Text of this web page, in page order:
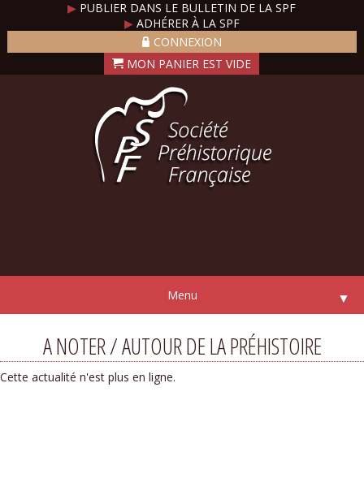
▶ PUBLIER DANS LE BULLETIN DE LA SPF
▶ADHÉRER À LA SPF
CONNEXION
Menu ▼
A NOTER / AUTOUR DE LA PRÉHISTOIRE
Cette actualité n'est plus en ligne.